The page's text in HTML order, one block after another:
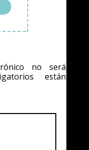
no será
están